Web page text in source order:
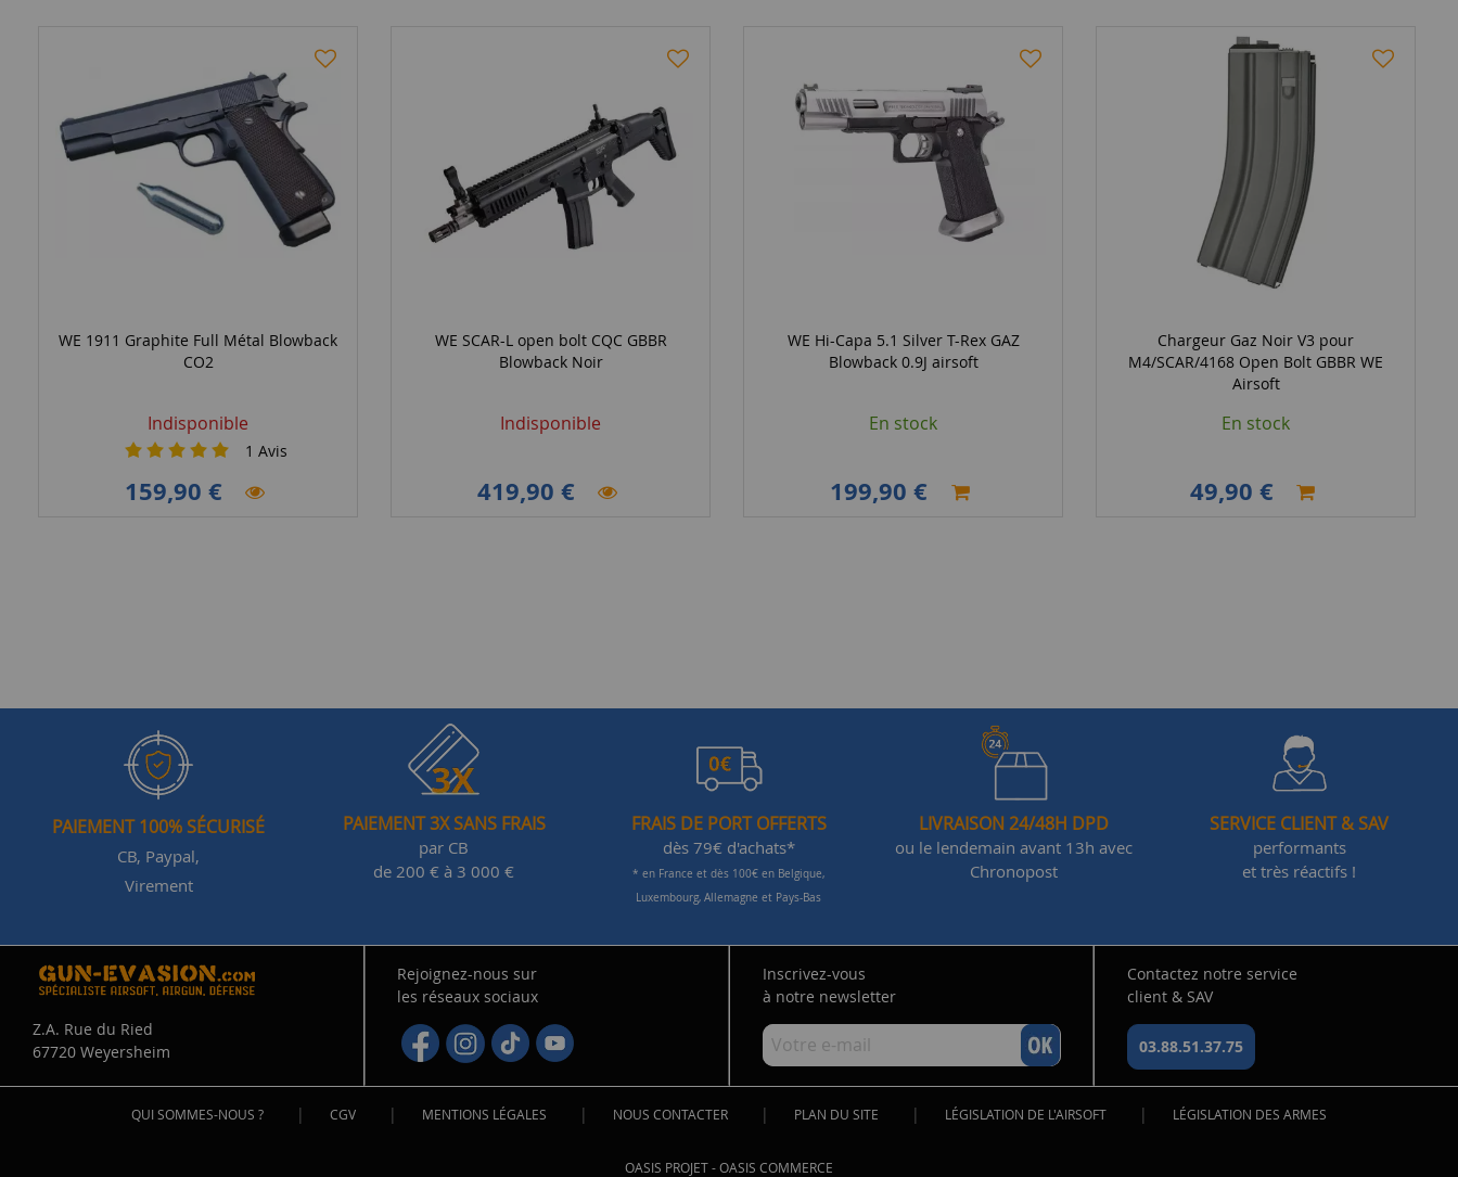
WE 1911 Graphite Full Métal Blowback
CO2
Indisponible
1 Avis
159,90 €
WE SCAR-L open bolt CQC GBBR
Blowback Noir
Indisponible
419,90 €
WE Hi-Capa 5.1 Silver T-Rex GAZ
Blowback 0.9J airsoft
En stock
199,90 €
Chargeur Gaz Noir V3 pour
M4/SCAR/4168 Open Bolt GBBR WE
Airsoft
En stock
49,90 €
PAIEMENT 100% SÉCURISÉ
CB, Paypal,
Virement
PAIEMENT 3X SANS FRAIS
par CB
de 200 € à 3 000 €
FRAIS DE PORT OFFERTS
dès 79€ d'achats*
* en France et dès 100€ en Belgique,
Luxembourg, Allemagne et Pays-Bas
LIVRAISON 24/48H DPD
ou le lendemain avant 13h avec
Chronopost
SERVICE CLIENT & SAV
performants
et très réactifs !
Z.A. Rue du Ried
67720 Weyersheim
Rejoignez-nous sur
les réseaux sociaux
Inscrivez-vous
à notre newsletter
Contactez notre service
client & SAV
03.88.51.37.75
QUI SOMMES-NOUS ? | CGV | MENTIONS LÉGALES | NOUS CONTACTER | PLAN DU SITE | LÉGISLATION DE L'AIRSOFT | LÉGISLATION DES ARMES
OASIS PROJET-OASIS COMMERCE